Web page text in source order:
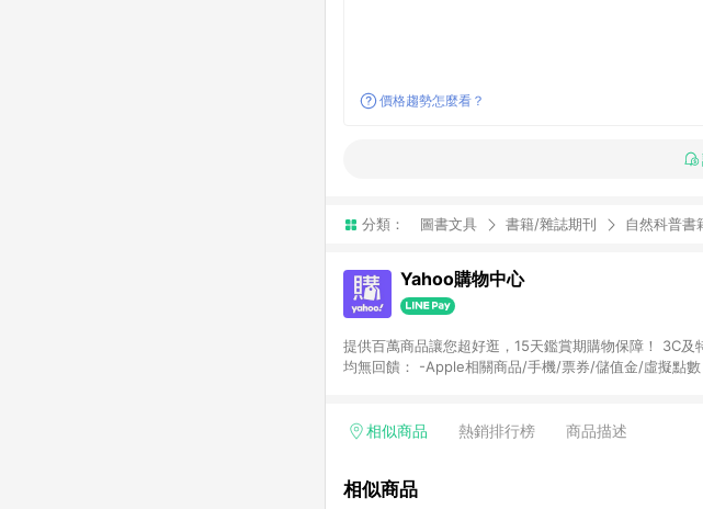
價格趨勢怎麼看？
分類： 圖書文具 書籍/雜誌期刊 自然科普書
Yahoo購物中心
提供百萬商品讓您超好逛，15天鑑賞期購物保障！ 3C及特殊商品回饋
均無回饋： -Apple相關商品/手機/票券/儲值金/虛擬點
Yahoo超贈點回饋者 - 購物中心商店之商品：商品賣場
相似商品 熱銷排行榜 商品描述
相似商品